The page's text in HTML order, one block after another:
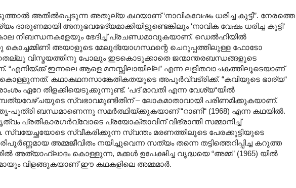
അതിൽ‌പ്പെടുന്ന അതുല്യ കഥയാണ് ‘നാവികവേഷം ധരിച്ച കുട്ടി”. നേരത്തെ
ദാരുണമായി അനുഭവഭേദ്യമാക്കിയിട്ടുണ്ടെങ്കിലും ‘നാവിക വേഷം ധരിച്ച കുട്ടി‘
നിബന്ധനകളേയും ഭേദിച്ച് പ്രചണ്ഡമാവുകയാണ്. ഡെൽഹിയിൽ
കൊച്ചമ്മിണി അയാളുടെ മേലുദ്യോഗസ്ഥന്റെ ചെറുപ്പത്തിലുള്ള ഫോടോ
വിസ്മയത്തിനു പോലും ഇടകൊടുക്കാതെ ജന്മാന്തരബന്ധങ്ങളുടെ
“എനിയ്ക്ക് ഇന്നലെ ആളെ മനസ്സിലായില്ല” എന്ന ലളിതവാചകത്തിലൂടെയാണ്
കഥാകഥനസാങ്കേതികതയുടെ അപൂർവ്വട്രിക്ക്. “കവിയുടെ ഭാര്യ“
ഏറേ തിളക്കിയെടുക്കുന്നുണ്ട്. ‘പദ് മാവതി എന്ന വേശ്യ“യിൽ
സ്വഭാവമുണ്ടിതിന് – ലോകമാതാവായി പരിണമിക്കുകയാണ്.
പുത്രി ബന്ധമാണെന്നു സമർത്ഥിയ്ക്കുകയാണ് “റാണി“ (1968) എന്ന കഥയിൽ.
പ്രതികാരഗർവ്വോടെ പ്രയോക്താവിന് വിഭ്രാന്തി സമ്മാനിച്ച്
സ്വയേച്ഛയോടെ സ്വീകരിക്കുന്ന സ്വന്തം മരണത്തിലൂടെ പേരക്കുട്ടിയുടെ
അമ്മജീവിതം നയിച്ചുവെന്ന സത്യം തന്നെ തട്ടിത്തെറിപ്പിച്ച കറുത്ത
അത്യാ‍ഹ്ലാദം കൊള്ളുന്ന, മക്കൾ ഉപേക്ഷിച്ച വൃദ്ധയെ “അമ്മ” (1965) യിൽ
വിളങ്ങുകയാണ് ഈ കഥകളിലെ അമ്മമാർ.